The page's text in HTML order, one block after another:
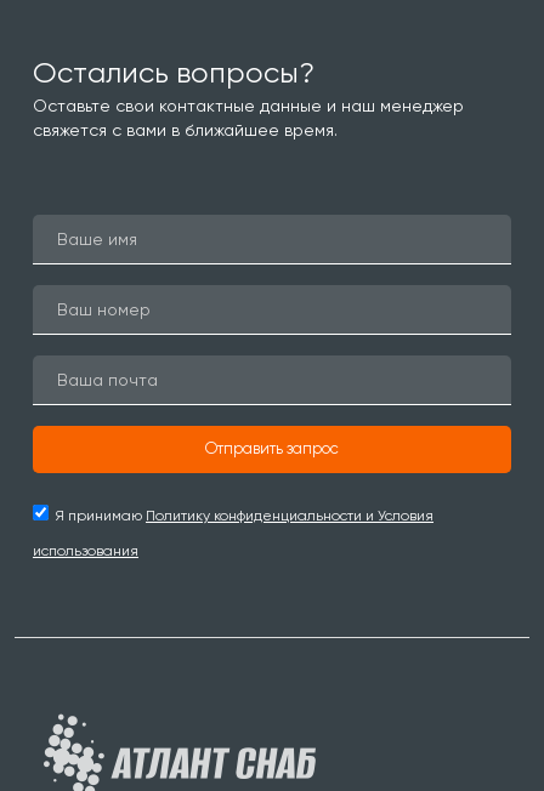
Остались вопросы?
Оставьте свои контактные данные и наш менеджер
свяжется с вами в ближайшее время.
Отправить запрос
Я принимаю Политику конфиденциальности и Условия
использования